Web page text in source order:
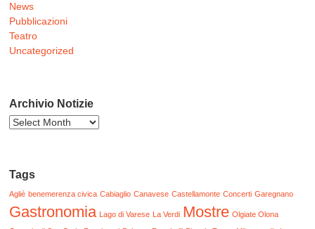
News
Pubblicazioni
Teatro
Uncategorized
Archivio Notizie
Archivio
Tags
Agliè benemerenza civica Cabiaglio Canavese Castellamonte Concerti Garegnano
Gastronomia Lago di Varese La Verdi Mostre Olgiate Olona